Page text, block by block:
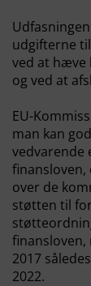
udgifterne
ved at hæve
og ved at
EU-
man kan
vedvarende
finansloven,
over de
støtten til
finansloven,
2017
2022.